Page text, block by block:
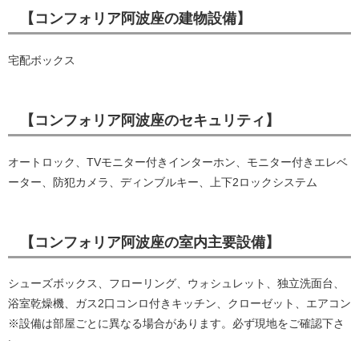
【コンフォリア阿波座の建物設備】
宅配ボックス
【コンフォリア阿波座のセキュリティ】
オートロック、TVモニター付きインターホン、モニター付きエレベ
ーター、防犯カメラ、ディンブルキー、上下2ロックシステム
【コンフォリア阿波座の室内主要設備】
シューズボックス、フローリング、ウォシュレット、独立洗面台、
浴室乾燥機、ガス2口コンロ付きキッチン、クローゼット、エアコン
※設備は部屋ごとに異なる場合があります。必ず現地をご確認下さ